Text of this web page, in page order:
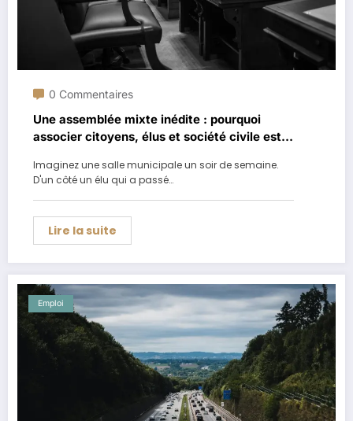
0 Commentaires
Une assemblée mixte inédite : pourquoi
associer citoyens, élus et société civile est
Imaginez une salle municipale un soir de semaine.
D'un côté un élu qui a passé…
Lire la suite
Emploi